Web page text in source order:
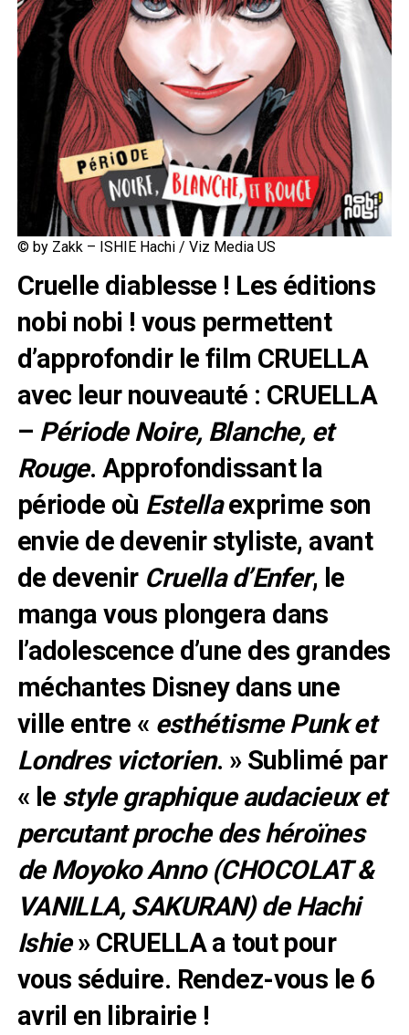
© by Zakk – ISHIE Hachi / Viz Media US
Cruelle diablesse ! Les éditions
nobi nobi ! vous permettent
d’approfondir le film CRUELLA
avec leur nouveauté : CRUELLA
– Période Noire, Blanche, et
Rouge. Approfondissant la
période où Estellaexprime son
envie de devenir styliste, avant
de devenir Cruella d’Enfer, le
manga vous plongera dans
l’adolescence d’une des grandes
méchantes Disney dans une
ville entre « esthétisme Punk et
Londres victorien. » Sublimé par
« le style graphique audacieux et
percutant proche des héroïnes
de Moyoko Anno (CHOCOLAT &
VANILLA, SAKURAN) de Hachi
Ishie» CRUELLA a tout pour
vous séduire. Rendez-vous le 6
avril en librairie !